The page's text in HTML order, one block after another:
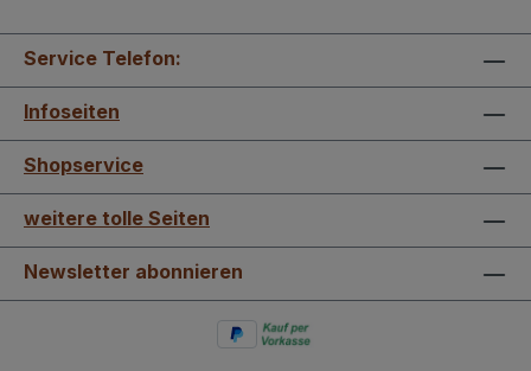
Service Telefon:
Infoseiten
Shopservice
weitere tolle Seiten
Newsletter abonnieren